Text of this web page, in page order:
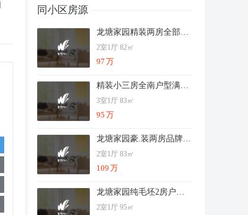
同小区房源
龙塘家园精装两房全部朝阳交通便利配套成熟
2室1厅 82㎡
97 万
精装小三房全南户型满二年无土出诚意出售
3室1厅 83㎡
95 万
龙塘家园豪.装两房品牌家电器包土出看房方便
2室1厅 83㎡
109 万
龙塘家园纯毛坯2房户型方正采光好楼层佳
2室1厅 95㎡